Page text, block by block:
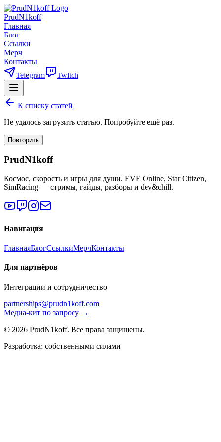
PrudN1koff
Главная
Блог
Ссылки
Мерч
Контакты
Telegram
Twitch
К списку статей
Не удалось загрузить статью. Попробуйте ещё раз.
Повторить
PrudN1koff
Космос, скорость и игры для души. EVE Online, Star Citizen,
SimRacing — стримы, гайды, разборы и dev&chill.
Навигация
ГлавнаяБлогСсылкиМерчКонтакты
Для партнёров
Интеграции и сотрудничество
partnerships@prudn1koff.com
Медиа-кит по запросу →
© 2026 PrudN1koff. Все права защищены.
Разработка: собственными силами